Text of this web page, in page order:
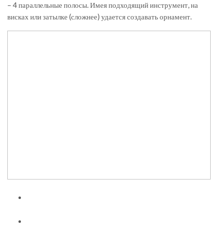
– 4 параллельные полосы. Имея подходящий инструмент, на
висках или затылке (сложнее) удается создавать орнамент.